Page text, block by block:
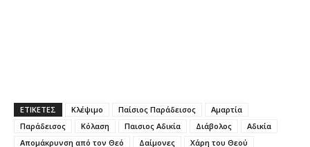
ΕΤΙΚΕΤΕΣ Κλέψιμο Παίσιος Παράδεισος
Αμαρτία
Παράδεισος
Κόλαση Παισιος Αδικία Διάβολος
Αδικία
Απομάκρυνση από τον Θεό
Δαίμονες Χάρη του Θεού